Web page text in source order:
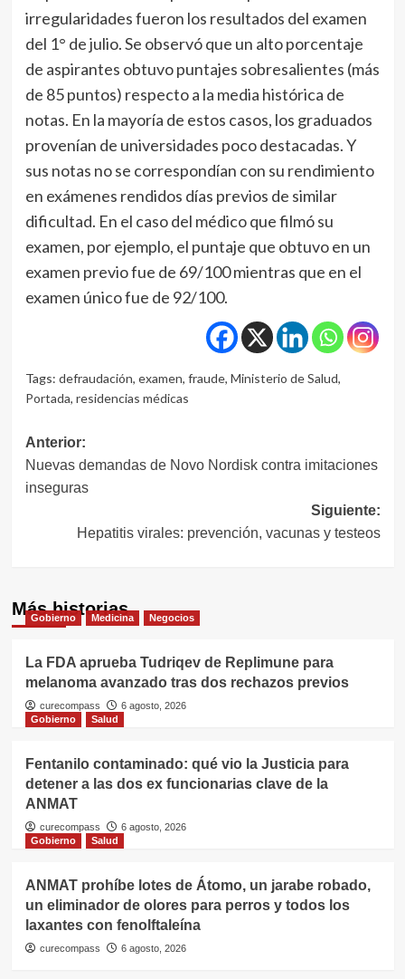
irregularidades fueron los resultados del examen
del 1° de julio. Se observó que un alto porcentaje
de aspirantes obtuvo puntajes sobresalientes (más
de 85 puntos) respecto a la media histórica de
notas. En la mayoría de estos casos, los graduados
provenían de universidades poco destacadas. Y
sus notas no se correspondían con su rendimiento
en exámenes rendidos días previos de similar
dificultad. En el caso del médico que filmó su
examen, por ejemplo, el puntaje que obtuvo en un
examen previo fue de 69/100 mientras que en el
examen único fue de 92/100.
Tags: defraudación, examen, fraude, Ministerio de Salud,
Portada, residencias médicas
Navegación
de
entradas
Anterior:
Nuevas demandas de Novo Nordisk contra imitaciones
inseguras
Siguiente:
Hepatitis virales: prevención, vacunas y testeos
Más historias
Gobierno Medicina Negocios
La FDA aprueba Tudriqev de Replimune para
melanoma avanzado tras dos rechazos previos
curecompass
6 agosto, 2026
Gobierno
Salud
Fentanilo contaminado: qué vio la Justicia para
detener a las dos ex funcionarias clave de la
ANMAT
curecompass
6 agosto, 2026
Gobierno
Salud
ANMAT prohíbe lotes de Átomo, un jarabe robado,
un eliminador de olores para perros y todos los
laxantes con fenolftaleína
curecompass 6 agosto, 2026